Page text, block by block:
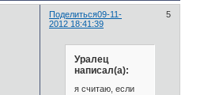
Поделиться 5
09-11-
2012 18:41:39
Уралец
написал(а):
я считаю, если